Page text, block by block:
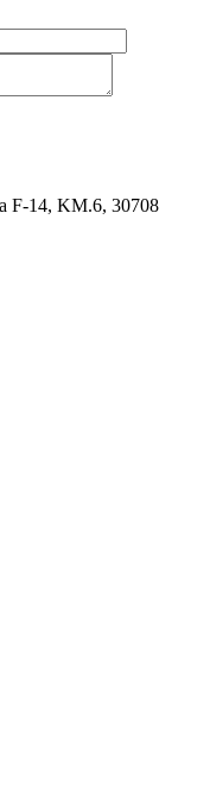
F-14, KM.6, 30708